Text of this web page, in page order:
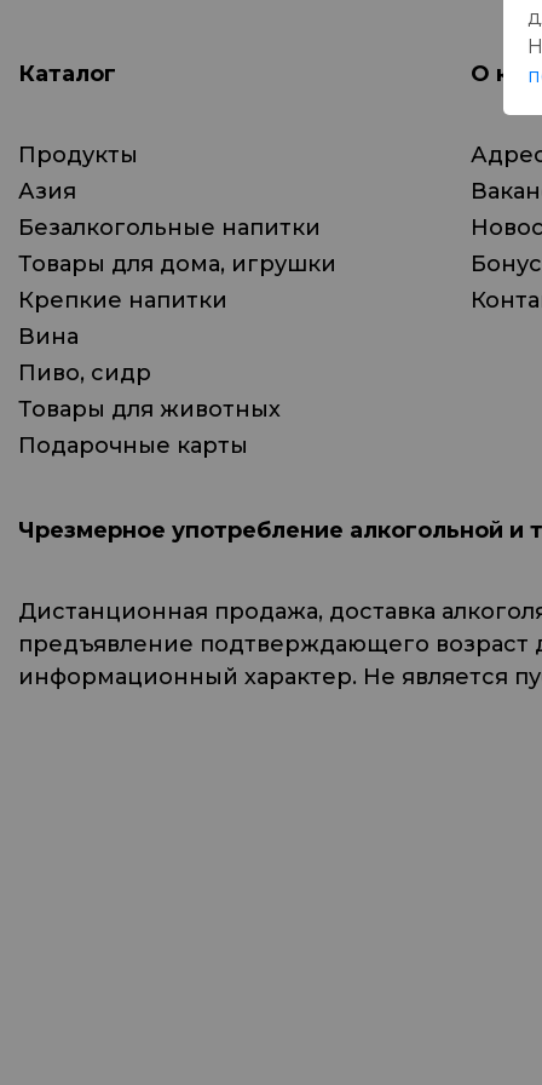
Каталог
Продукты
Азия
Безалкогольные напитки
Товары для дома, игрушки
Крепкие напитки
Вина
Пиво, сидр
Товары для животных
Подарочные карты
О
Чрезмерное употребление алкогольной и
Дистанционная продажа, доставка
предъявление подтверждающего возраст
информационный характер. Не является